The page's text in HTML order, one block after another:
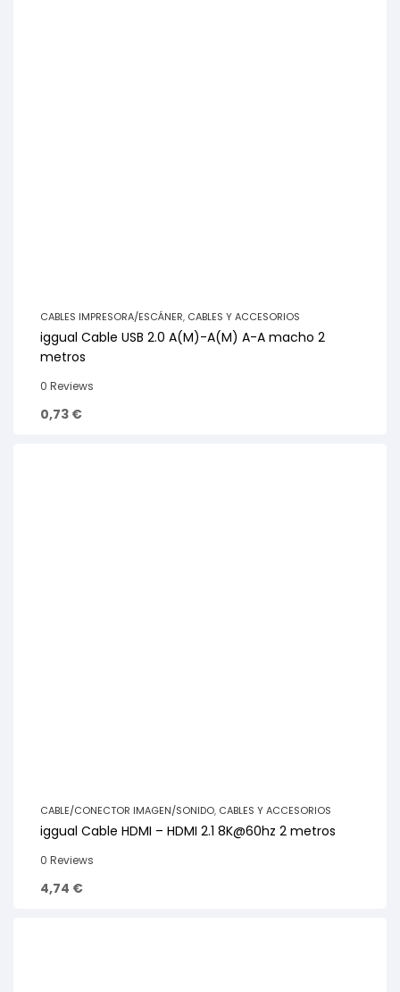
CABLES IMPRESORA/ESCÁNER, CABLES Y ACCESORIOS
iggual Cable USB 2.0 A(M)-A(M) A-A macho 2
metros
0 Reviews
0,73 €
CABLE/CONECTOR IMAGEN/SONIDO, CABLES Y ACCESORIOS
iggual Cable HDMI – HDMI 2.1 8K@60hz 2 metros
0 Reviews
4,74 €